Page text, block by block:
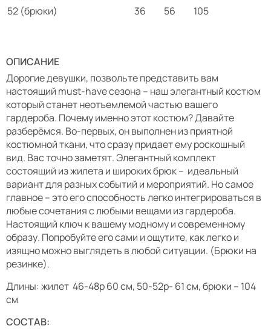
52 (брюки)
36 56 105
ОПИСАНИЕ
Дорогие девушки, позвольте представить вам
настоящий must-have сезона – наш элегантный костюм
который станет неотъемлемой частью вашего
гардероба. Почему именно этот костюм? Давайте
разберёмся. Во-первых, он выполнен из приятной
костюмной ткани, что сразу придает ему роскошный
вид. Вас точно заметят. Элегантный комплект
состоящий из жилета и широких брюк – идеальный
вариант для разных событий и мероприятий. Но самое
главное – это его способность легко интегрироваться в
любые сочетания с любыми вещами из гардероба.
Настоящий ключ к вашему модному и современному
образу. Попробуйте его сами и ощутите, как легко и
изящно можно выглядеть в любой ситуации. (Брюки на
резинке).
Длины: жилет 46-48р 60 см, 50-52р- 61 см, брюки – 104
см
СОСТАВ: